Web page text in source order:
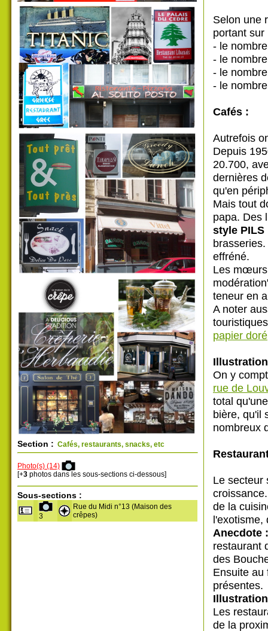
Section : Cafés, restaurants, snacks, etc
Photo(s) (14)
[+3 photos dans les sous-sections ci-dessous]
Sous-sections :
3
Rue du Midi n°13 (Maison des
crêpes)
Selon une
portant
- le
- le
- le
- le
Cafés :
Autrefois
Depuis
20.700,
dernières
qu'en
Mais tout
papa. Des
style PILS
effréné.
Les mœurs
teneur en
A noter
papier doré
On y
rue de
total
bière, qu'il
nombreux
Le secteur
de la
l'exotisme,
Anecdote :
restaurant
des
Ensuite au
présentes.
Les
de la